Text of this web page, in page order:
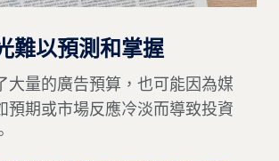
難以預測和掌握
大量的廣告預算，也可能因為媒
預期或市場反應冷淡而導致投資